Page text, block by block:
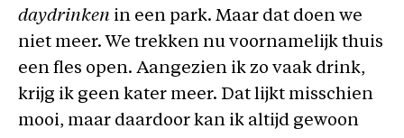
daydrinken in een park. Maar dat doen we
niet meer. We trekken nu voornamelijk thuis
een fles open. Aangezien ik zo vaak drink,
krijg ik geen kater meer. Dat lijkt misschien
mooi, maar daardoor kan ik altijd gewoon